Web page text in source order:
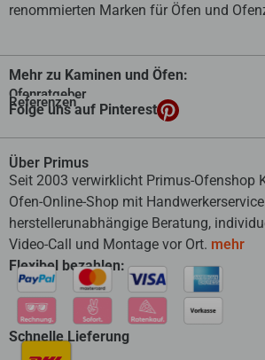
renommierten Marken für Öfen und
Mehr zu Kaminen und Öfen:
Ofenratgeber
Referenzen
Folge uns auf Pinterest
Über Primus
Seit 2003 verwirklicht Primus-Ofenshop
Ofen-Online-Shop mit
herstellerunabhängige Beratung,
Video-Call und Montage vor Ort. mehr
Flexibel bezahlen:
Schnelle Lieferung